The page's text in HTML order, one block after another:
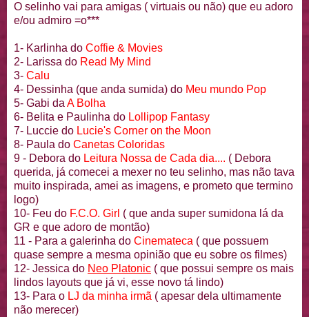
O selinho vai para amigas ( virtuais ou não) que eu adoro
e/ou admiro =o***
1- Karlinha do Coffie & Movies
2- Larissa do Read My Mind
3- Calu
4- Dessinha (que anda sumida) do Meu mundo Pop
5- Gabi daA Bolha
6- Belita e Paulinha do Lollipop Fantasy
7- Luccie do Lucie's Corner on the Moon
8- Paula do Canetas Coloridas
9 - Debora do Leitura Nossa de Cada dia.... ( Debora
querida, já comecei a mexer no teu selinho, mas não tava
muito inspirada, amei as imagens, e prometo que termino
logo)
10- Feu do F.C.O. Girl ( que anda super sumidona lá da
GR e que adoro de montão)
11 - Para a galerinha do Cinemateca ( que possuem
quase sempre a mesma opinião que eu sobre os filmes)
12- Jessica do Neo Platonic ( que possui sempre os mais
lindos layouts que já vi, esse novo tá lindo)
13- Para o LJ da minha irmã ( apesar dela ultimamente
não merecer)